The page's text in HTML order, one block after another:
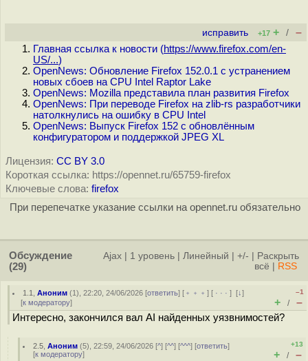
исправить +17 + / –
Главная ссылка к новости (https://www.firefox.com/en-
US/...)
OpenNews: Обновление Firefox 152.0.1 с устранением
новых сбоев на CPU Intel Raptor Lake
OpenNews: Mozilla представила план развития Firefox
OpenNews: При переводе Firefox на zlib-rs разработчики
натолкнулись на ошибку в CPU Intel
OpenNews: Выпуск Firefox 152 с обновлённым
конфигуратором и поддержкой JPEG XL
Лицензия: CC BY 3.0
Короткая ссылка: https://opennet.ru/65759-firefox
Ключевые слова: firefox
При перепечатке указание ссылки на opennet.ru обязательно
Обсуждение
(29)
Ajax 1 уровень Линейный +/-
Раскрыть
всё
RSS
1.1 ,Аноним (1), 22:20, 24/06/2026 [ответить] [ ﹢﹢﹢] [ · · ·][↓]
[к модератору]
–1
+ / –
Интересно, закончился вал AI найденных уязвнимостей?
2.5 ,Аноним (5), 22:59, 24/06/2026 [^] [^^] [^^^] [ответить]
[к модератору]
+13
+ / –